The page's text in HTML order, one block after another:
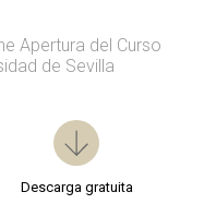
Apertura del Curso
de Sevilla
Descarga gratuita